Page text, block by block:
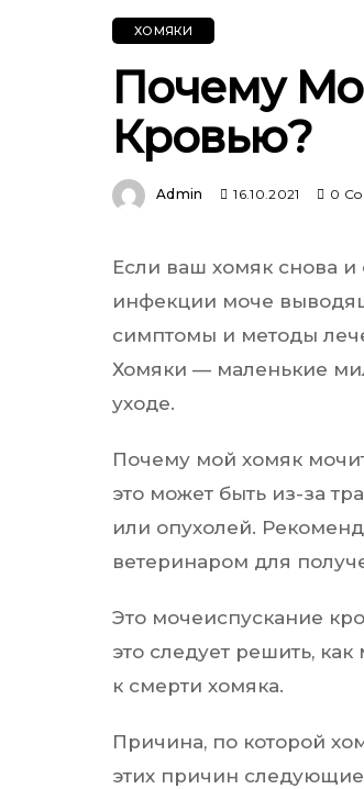
ХОМЯКИ
Почему
Кровью?
Admin 16.10.2021 0
Если ваш хомяк снова и
инфекции моче
симптомы и методы
Хомяки — маленькие
уходе.
Почему мой хомяк
это может быть из-за
или опухолей.
ветеринаром для
Это мочеиспускание
это следует решить,
к смерти хомяка.
Причина, по которой
этих причин